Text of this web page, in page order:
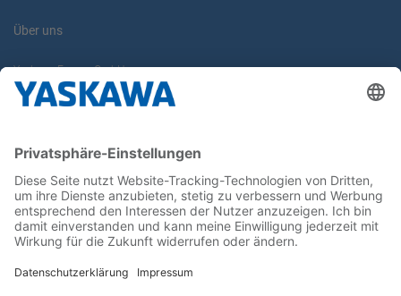
Über uns
Yaskawa Europe GmbH
Karriere
Newsletter
Follow us on...